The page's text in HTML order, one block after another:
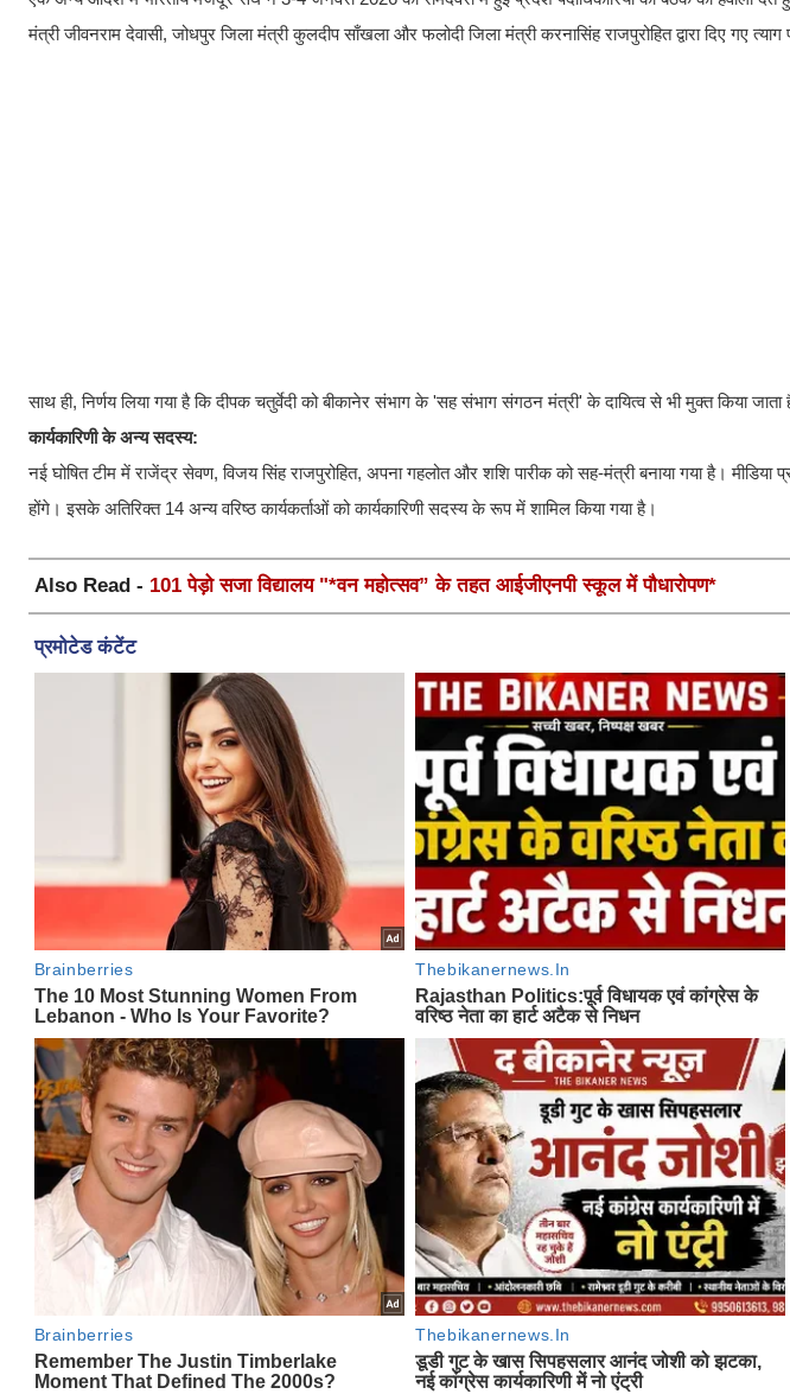
मंत्री जीवनराम देवासी, जोधपुर जिला मंत्री कुलदीप साँखला और फलोदी जिला मंत्री करनासिंह राजपुरोहित द्वारा दिए गए त्याग
​साथ ही, निर्णय लिया गया है कि दीपक चतुर्वेदी को बीकानेर संभाग के 'सह संभाग संगठन मंत्री' के दायित्व से भी मुक्त किया जाता
कार्यकारिणी के अन्य सदस्य:
नई घोषित टीम में राजेंद्र सेवण, विजय सिंह राजपुरोहित, अपना गहलोत और शशि पारीक को सह-मंत्री बनाया गया है। मीडिया
होंगे। इसके अतिरिक्त 14 अन्य वरिष्ठ कार्यकर्ताओं को कार्यकारिणी सदस्य के रूप में शामिल किया गया है।
Also Read - 101 पेड़ो सजा विद्यालय "*वन महोत्सव” के तहत आईजीएनपी स्कूल में पौधारोपण*